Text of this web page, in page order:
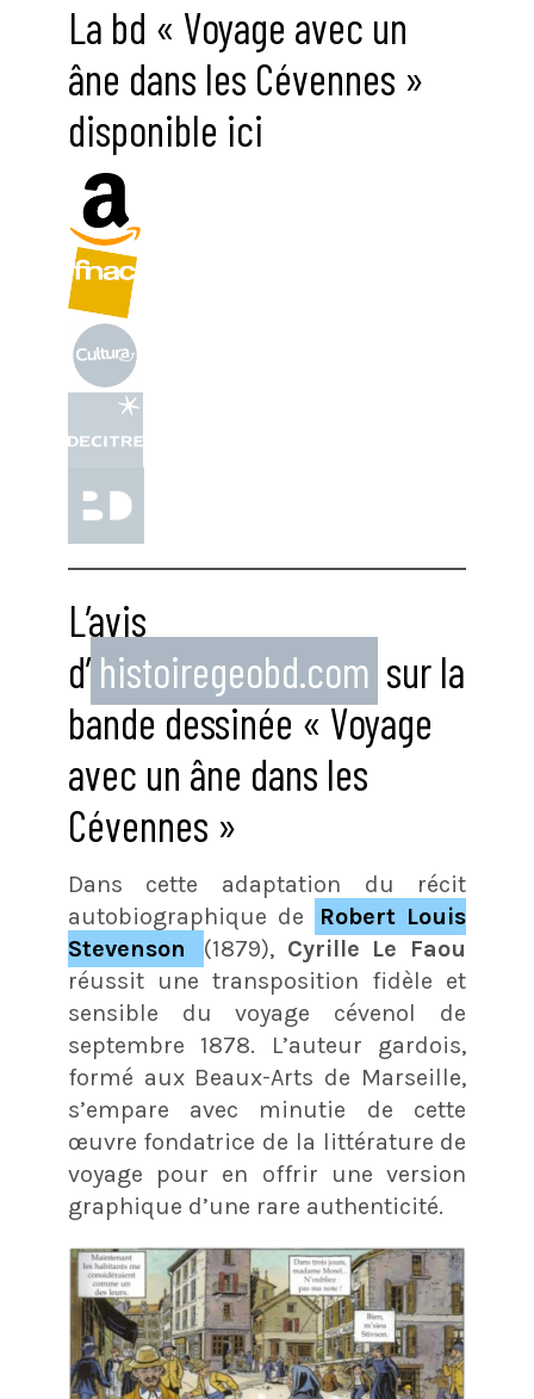
La bd « Voyage avec un
âne dans les Cévennes »
disponible ici
L’avis
d’ histoiregeobd.com sur la
bande dessinée « Voyage
avec un âne dans les
Cévennes »
Dans cette adaptation du récit
autobiographique de
Robert Louis
Stevenson
(1879), Cyrille Le Faou
réussit une transposition fidèle et
sensible du voyage cévenol de
septembre 1878. L’auteur gardois,
formé aux Beaux-Arts de Marseille,
s’empare avec minutie de cette
œuvre fondatrice de la littérature de
voyage pour en offrir une version
graphique d’une rare authenticité.